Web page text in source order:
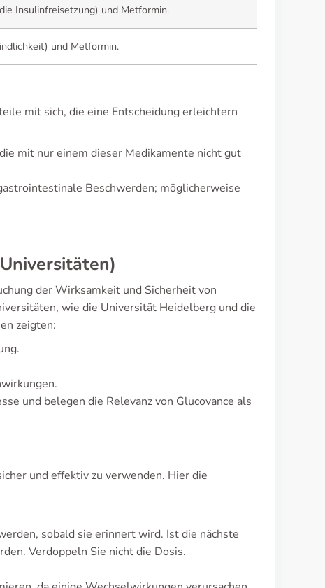
Insulinfreisetzung) und Metformin.
und Metformin.
mit sich, die eine Entscheidung erleichtern
mit nur einem dieser Medikamente nicht gut
Beschwerden; möglicherweise
der Wirksamkeit und Sicherheit von
wie die Universität Heidelberg und die
zeigten:
und belegen die Relevanz von Glucovance als
und effektiv zu verwenden. Hier die
sobald sie erinnert wird. Ist die nächste
Verdoppeln Sie nicht die Dosis.